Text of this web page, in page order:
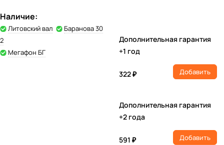
Наличие:
Литовский вал
2
Баранова 30
Мегафон БГ
Дополнительная гарантия
+1 год
322 ₽ Добавить
Дополнительная гарантия
+2 года
591 ₽ Добавить